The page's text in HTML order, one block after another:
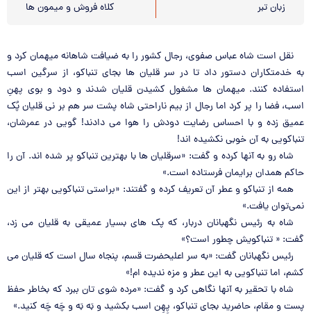
زبان تبر
كلاه فروش و ميمون ها
نقل است شاه عباس صفوي، رجال كشور را به ضيافت شاهانه ميهمان كرد و
به خدمتكاران دستور داد تا در سر قليان ها بجاي تنباكو، از سرگين اسب
استفاده كنند. ميهمان ها مشغول كشيدن قليان شدند و دود و بوي پهنِ
اسب، فضا را پر كرد اما رجال از بيم ناراحتي‌ شاه پشت سر هم بر ني قليان پُك
عميق زده و با احساس رضايت دودش را هوا مي دادند! گويي در عمرشان،
تنباكويي به آن خوبي‌ نكشيده اند!
شاه رو به آنها كرده و گفت: «سرقليان ها با بهترين تنباكو پر شده اند. آن را
حاكم همدان برايمان فرستاده است.»
همه از تنباكو و عطر آن تعريف كرده و گفتند: «براستي تنباكويي بهتر از اين
نمي‌توان يافت.»
شاه به رئيس نگهبانان دربار، كه پك هاي بسيار عميقي به قليان مي زد،
گفت: « تنباكويش چطور است؟»
رئيس نگهبانان گفت: «به سر اعليحضرت قسم، پنجاه سال است كه قليان مي
كشم، اما تنباكويي به اين عطر و مزه نديده ام!»
شاه با تحقير به آنها نگاهي‌ كرد و گفت: «مرده شوي تان ببرد كه بخاطر حفظ
پست و مقام، حاضريد بجاي تنباكو، پِهِن اسب بكشيد و بَه‌‌‌ بَه‌‌‌‌‌‌ و چَه چَه كنيد.»